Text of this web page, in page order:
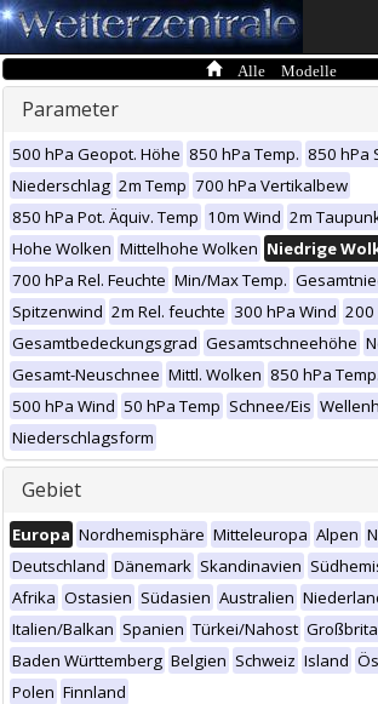
Alle Modelle
Parameter
500 hPa Geopot. Höhe 850 hPa Temp. 850 hPa
Niederschlag 2m Temp 700 hPa Vertikalbew
850 hPa Pot. Äquiv. Temp 10m Wind 2m
Hohe Wolken Mittelhohe Wolken Niedrige
700 hPa Rel. Feuchte Min/Max Temp.
Spitzenwind 2m Rel. feuchte 300 hPa Wind 200
Gesamtbedeckungsgrad Gesamtschneehöhe
Gesamt-Neuschnee Mittl. Wolken 850 hPa
500 hPa Wind 50 hPa Temp Schnee/Eis
Niederschlagsform
Gebiet
Europa Nordhemisphäre Mitteleuropa Alpen
Deutschland Dänemark Skandinavien
Afrika Ostasien Südasien Australien
Italien/Balkan Spanien Türkei/Nahost
Baden Württemberg Belgien Schweiz Island
Polen Finnland